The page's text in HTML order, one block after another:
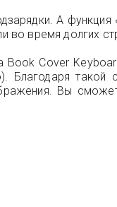
А функция
во время долгих
Book Cover
Благодаря
Вы